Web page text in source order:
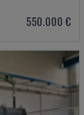
550.000 €